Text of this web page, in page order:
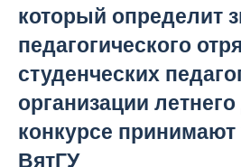
который определит
педагогического
студенческих
организации
конкурсе принимают
ВятГУ